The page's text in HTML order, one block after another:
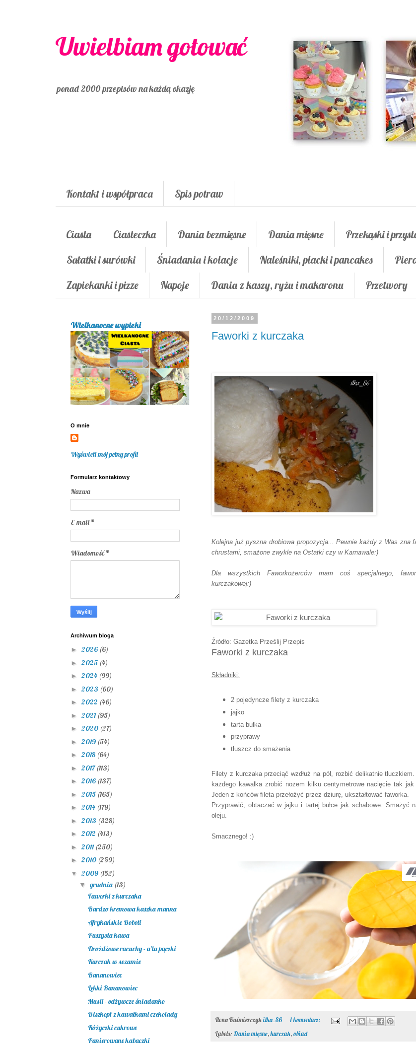
Uwielbiam gotować
ponad 2000 przepisów na każdą okazję
Kontakt i współpraca Spis potraw
Ciasta Ciasteczka Dania bezmięsne Dania mięsne Przekąski i
Sałatki i surówki
Śniadania i kolacje Naleśniki, placki i pancakes
Zapiekanki i pizze
Napoje Dania z kaszy, ryżu i makaronu Przetwory
20/12/2009
Faworki z kurczaka
Kolejna już pyszna drobiowa propozycja... Pewnie każdy z Was zna
chrustami, smażone zwykle na Ostatki czy w Karnawale:)
Dla wszystkich Faworkożerców mam coś specjalnego,
kurczakowej:)
Źródło: Gazetka Prześlij Przepis
Faworki z kurczaka
Składniki:
2 pojedyncze filety z kurczaka
jajko
tarta bułka
przyprawy
tłuszcz do smażenia
Filety z kurczaka przeciąć wzdłuż na pół, rozbić delikatnie
każdego kawałka zrobić nożem kilku centymetrowe nacięcie tak jak
Jeden z końców fileta przełożyć przez dziurę, ukształtować faworka.
Przyprawić, obtaczać w jajku i tartej bułce jak schabowe. Smażyć
oleju.
Smacznego! :)
Ilona Kuśmierczykilka_86
1 komentarz:
Labels: Dania mięsne,kurczak,obiad
Wielkanocne wypieki
O mnie
Wyświetl mój pełny profil
Formularz kontaktowy
Nazwa
E-mail*
Wiadomość*
Archiwum bloga
► 2026 (6)
► 2025 (4)
► 2024 (99)
► 2023 (60)
► 2022 (46)
► 2021 (95)
► 2020 (27)
► 2019 (54)
► 2018 (64)
► 2017(113)
► 2016 (137)
► 2015 (165)
► 2014 (179)
► 2013 (328)
► 2012 (413)
► 2011 (250)
► 2010 (259)
▼ 2009 (152)
▼ grudnia (13)
Faworki z kurczaka
Bardzo kremowa kaszka manna
Afrykańskie Boboti
Puszysta kawa
Drożdżowe racuchy - a'la pączki
Kurczak w sezamie
Bananowiec
Lekki Bananowiec
Musli - odżywcze śniadanko
Biszkopt z kawałkami czekolady
Różyczki cukrowe
Panierowane kabaczki